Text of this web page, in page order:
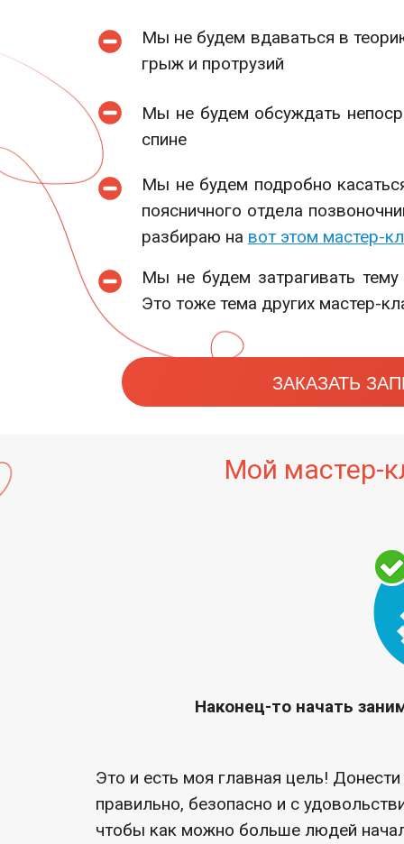
Мы не будем вдаваться в
грыж и протрузий
Мы не будем обсуждать
спине
Мы не будем подробно
поясничного отдела
разбираю на вот этом мастер-
Мы не будем затрагивать
Это тоже тема других мастер-
ЗАКАЗАТЬ
Мой мастер-
Наконец-то начать
Это и есть моя главная цель!
правильно, безопасно и с
чтобы как можно больше людей